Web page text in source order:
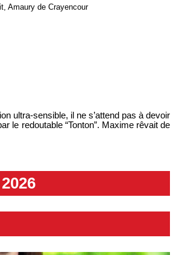
Amaury de Crayencour
ultra-sensible, il ne s’attend pas à devoir
le redoutable “Tonton”. Maxime rêvait de